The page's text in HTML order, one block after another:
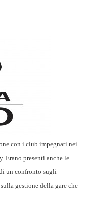
con i club impegnati nei
Erano presenti anche le
un confronto sugli
gestione della gare che